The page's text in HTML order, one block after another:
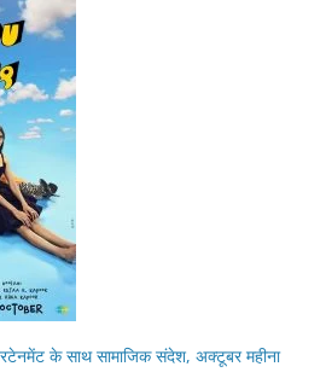
के साथ सामाजिक संदेश, अक्टूबर महीना